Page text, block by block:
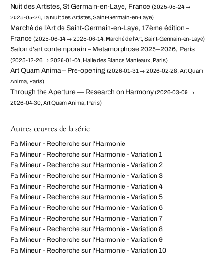
Nuit des Artistes, St Germain-en-Laye, France (2025-05-24 →
2025-05-24, La Nuit des Artistes, Saint-Germain-en-Laye)
Marché de l'Art de Saint-Germain-en-Laye, 17ème édition –
France (2025-06-14 → 2025-06-14, Marché de l'Art, Saint-Germain-en-Laye)
Salon d'art contemporain – Metamorphose 2025–2026, Paris
(2025-12-26 → 2026-01-04, Halle des Blancs Manteaux, Paris)
Art Quam Anima – Pre-opening (2026-01-31 → 2026-02-28, Art Quam
Anima, Paris)
Through the Aperture — Research on Harmony (2026-03-09 →
2026-04-30, Art Quam Anima, Paris)
Autres œuvres de la série
Fa Mineur - Recherche sur l'Harmonie
Fa Mineur - Recherche sur l'Harmonie - Variation 1
Fa Mineur - Recherche sur l'Harmonie - Variation 2
Fa Mineur - Recherche sur l'Harmonie - Variation 3
Fa Mineur - Recherche sur l'Harmonie - Variation 4
Fa Mineur - Recherche sur l'Harmonie - Variation 5
Fa Mineur - Recherche sur l'Harmonie - Variation 6
Fa Mineur - Recherche sur l'Harmonie - Variation 7
Fa Mineur - Recherche sur l'Harmonie - Variation 8
Fa Mineur - Recherche sur l'Harmonie - Variation 9
Fa Mineur - Recherche sur l'Harmonie - Variation 10